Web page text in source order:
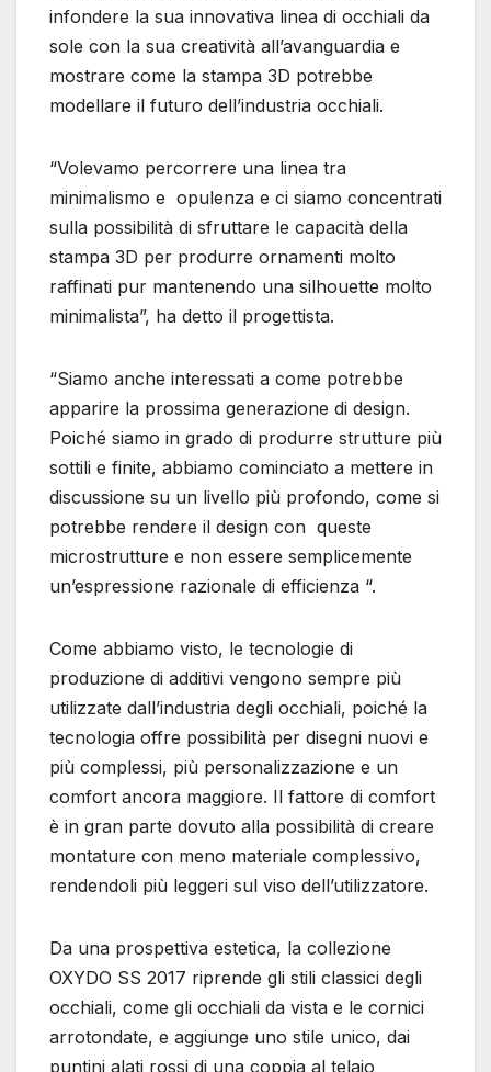
infondere la sua innovativa linea di occhiali da
sole con la sua creatività all’avanguardia e
mostrare come la stampa 3D potrebbe
modellare il futuro dell’industria occhiali.
“Volevamo percorrere una linea tra
minimalismo e opulenza e ci siamo concentrati
sulla possibilità di sfruttare le capacità della
stampa 3D per produrre ornamenti molto
raffinati pur mantenendo una silhouette molto
minimalista”, ha detto il progettista.
“Siamo anche interessati a come potrebbe
apparire la prossima generazione di design.
Poiché siamo in grado di produrre strutture più
sottili e finite, abbiamo cominciato a mettere in
discussione su un livello più profondo, come si
potrebbe rendere il design con queste
microstrutture e non essere semplicemente
un’espressione razionale di efficienza “.
Come abbiamo visto, le tecnologie di
produzione di additivi vengono sempre più
utilizzate dall’industria degli occhiali, poiché la
tecnologia offre possibilità per disegni nuovi e
più complessi, più personalizzazione e un
comfort ancora maggiore. Il fattore di comfort
è in gran parte dovuto alla possibilità di creare
montature con meno materiale complessivo,
rendendoli più leggeri sul viso dell’utilizzatore.
Da una prospettiva estetica, la collezione
OXYDO SS 2017 riprende gli stili classici degli
occhiali, come gli occhiali da vista e le cornici
arrotondate, e aggiunge uno stile unico, dai
puntini alati rossi di una coppia al telaio